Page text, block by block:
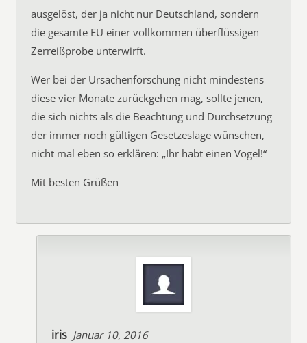
ausgelöst, der ja nicht nur Deutschland, sondern
die gesamte EU einer vollkommen überflüssigen
Zerreißprobe unterwirft.
Wer bei der Ursachenforschung nicht mindestens
diese vier Monate zurückgehen mag, sollte jenen,
die sich nichts als die Beachtung und Durchsetzung
der immer noch gültigen Gesetzeslage wünschen,
nicht mal eben so erklären: „Ihr habt einen Vogel!“
Mit besten Grüßen
iris Januar 10, 2016